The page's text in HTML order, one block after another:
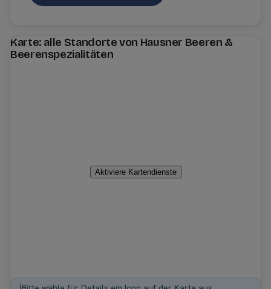
Karte: alle Standorte von Hausner Beeren &
Beerenspezialitäten
Aktiviere Kartendienste